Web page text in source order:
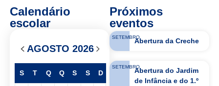
Calendário
escolar
AGOSTO 2026
S T Q Q S S D
Próximos
eventos
SETEMBROAbertura da Creche
SETEMBROAbertura do Jardim
de Infância e do 1.º